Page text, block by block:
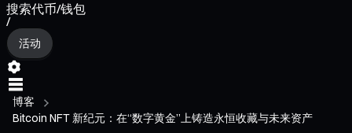
搜索代币/钱包
/
活动
博客
Bitcoin NFT 新纪元：在“数字黄金”上铸造永恒收藏与未来资产